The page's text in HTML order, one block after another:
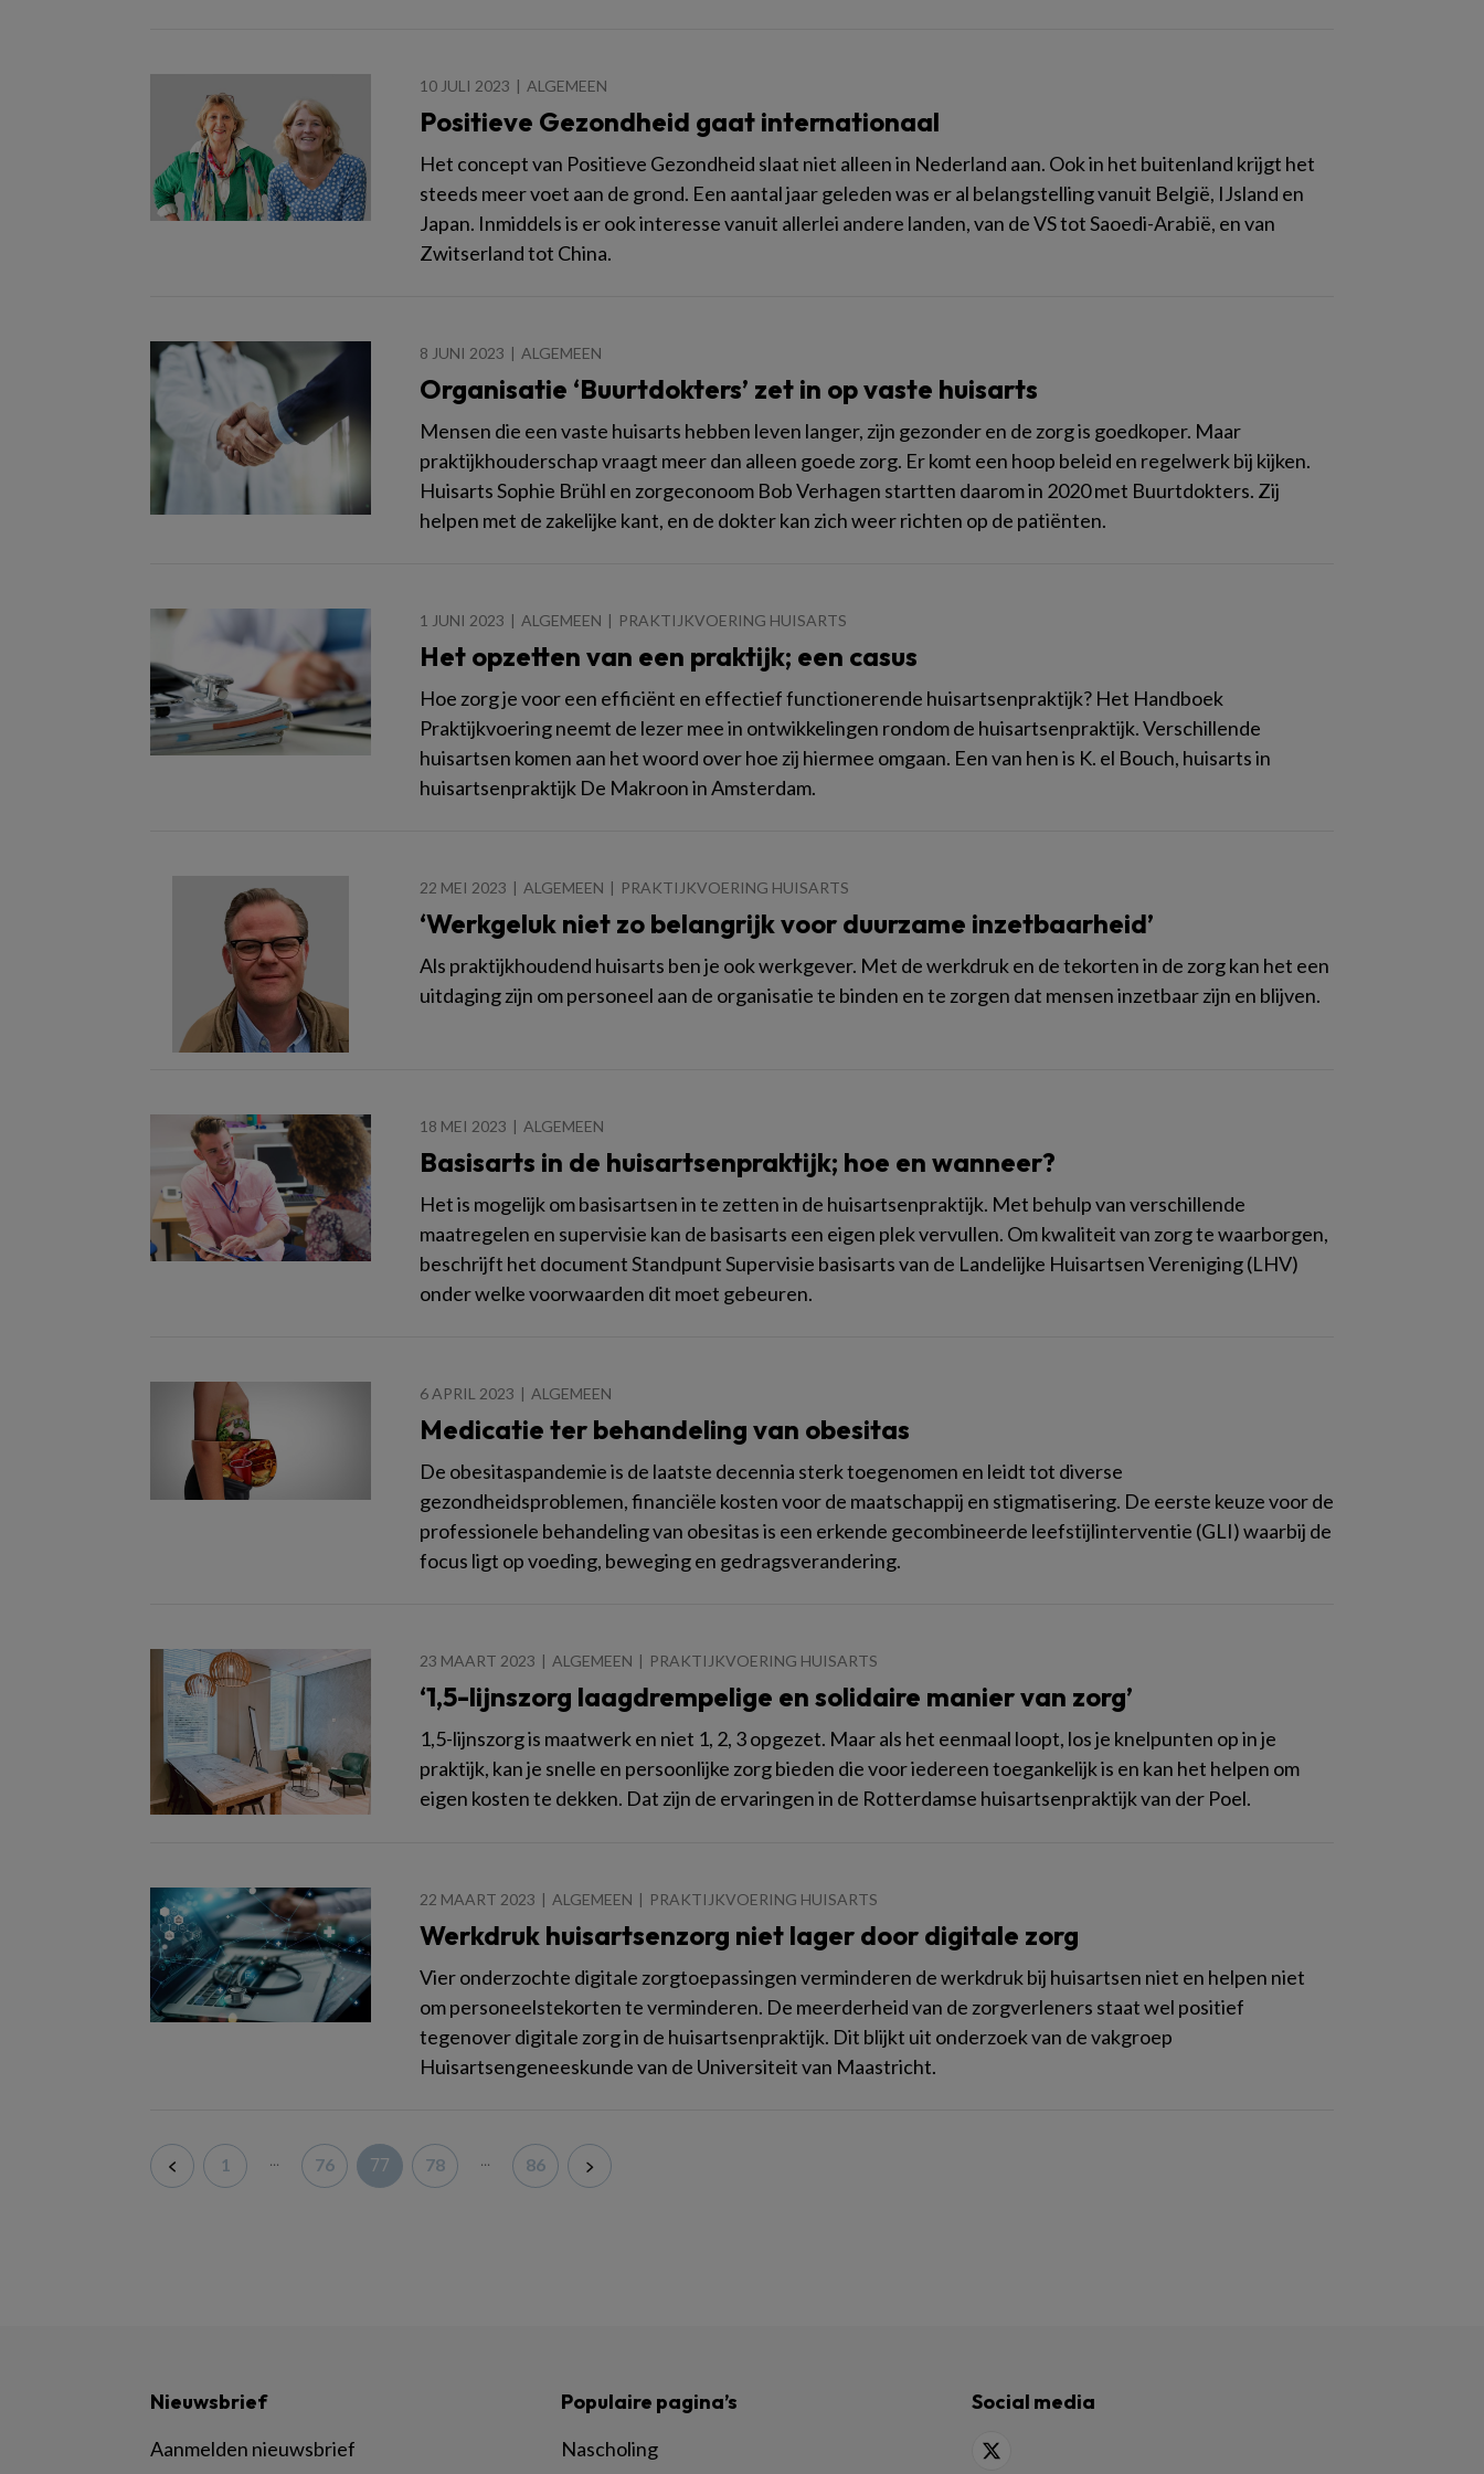
10 JULI 2023 ALGEMEEN
Positieve Gezondheid gaat internationaal
Het concept van Positieve Gezondheid slaat niet alleen in Nederland aan. Ook in het buitenland krijgt het
steeds meer voet aan de grond. Een aantal jaar geleden was er al belangstelling vanuit België, IJsland en
Japan. Inmiddels is er ook interesse vanuit allerlei andere landen, van de VS tot Saoedi-Arabië, en van
Zwitserland tot China.
8 JUNI 2023 ALGEMEEN
Organisatie ‘Buurtdokters’ zet in op vaste huisarts
Mensen die een vaste huisarts hebben leven langer, zijn gezonder en de zorg is goedkoper. Maar
praktijkhouderschap vraagt meer dan alleen goede zorg. Er komt een hoop beleid en regelwerk bij kijken.
Huisarts Sophie Brühl en zorgeconoom Bob Verhagen startten daarom in 2020 met Buurtdokters. Zij
helpen met de zakelijke kant, en de dokter kan zich weer richten op de patiënten.
1 JUNI 2023 ALGEMEEN PRAKTIJKVOERING HUISARTS
Het opzetten van een praktijk; een casus
Hoe zorg je voor een efficiënt en effectief functionerende huisartsenpraktijk? Het Handboek
Praktijkvoering neemt de lezer mee in ontwikkelingen rondom de huisartsenpraktijk. Verschillende
huisartsen komen aan het woord over hoe zij hiermee omgaan. Een van hen is K. el Bouch, huisarts in
huisartsenpraktijk De Makroon in Amsterdam.
22 MEI 2023 ALGEMEEN PRAKTIJKVOERING HUISARTS
‘Werkgeluk niet zo belangrijk voor duurzame inzetbaarheid’
Als praktijkhoudend huisarts ben je ook werkgever. Met de werkdruk en de tekorten in de zorg kan het een
uitdaging zijn om personeel aan de organisatie te binden en te zorgen dat mensen inzetbaar zijn en blijven.
18 MEI 2023 ALGEMEEN
Basisarts in de huisartsenpraktijk; hoe en wanneer?
Het is mogelijk om basisartsen in te zetten in de huisartsenpraktijk. Met behulp van verschillende
maatregelen en supervisie kan de basisarts een eigen plek vervullen. Om kwaliteit van zorg te waarborgen,
beschrijft het document Standpunt Supervisie basisarts van de Landelijke Huisartsen Vereniging (LHV)
onder welke voorwaarden dit moet gebeuren.
6 APRIL 2023 ALGEMEEN
Medicatie ter behandeling van obesitas
De obesitaspandemie is de laatste decennia sterk toegenomen en leidt tot diverse
gezondheidsproblemen, financiële kosten voor de maatschappij en stigmatisering. De eerste keuze voor de
professionele behandeling van obesitas is een erkende gecombineerde leefstijlinterventie (GLI) waarbij de
focus ligt op voeding, beweging en gedragsverandering.
23 MAART 2023 ALGEMEEN PRAKTIJKVOERING HUISARTS
‘1,5-lijnszorg laagdrempelige en solidaire manier van zorg’
1,5-lijnszorg is maatwerk en niet 1, 2, 3 opgezet. Maar als het eenmaal loopt, los je knelpunten op in je
praktijk, kan je snelle en persoonlijke zorg bieden die voor iedereen toegankelijk is en kan het helpen om
eigen kosten te dekken. Dat zijn de ervaringen in de Rotterdamse huisartsenpraktijk van der Poel.
22 MAART 2023 ALGEMEEN PRAKTIJKVOERING HUISARTS
Werkdruk huisartsenzorg niet lager door digitale zorg
Vier onderzochte digitale zorgtoepassingen verminderen de werkdruk bij huisartsen niet en helpen niet
om personeelstekorten te verminderen. De meerderheid van de zorgverleners staat wel positief
tegenover digitale zorg in de huisartsenpraktijk. Dit blijkt uit onderzoek van de vakgroep
Huisartsengeneeskunde van de Universiteit van Maastricht.
1 ... 76 77 78 ... 86
Nieuwsbrief
Aanmelden nieuwsbrief
Populaire pagina’s
Nascholing
Social media